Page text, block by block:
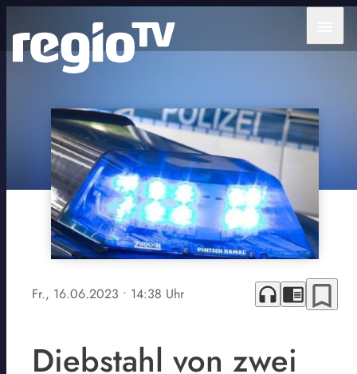
Fr., 16.06.2023 • 14:38 Uhr headphones chrome_reader_mode bookmark_border
Diebstahl von zwei